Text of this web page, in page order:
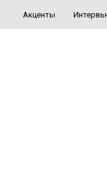
Акценты